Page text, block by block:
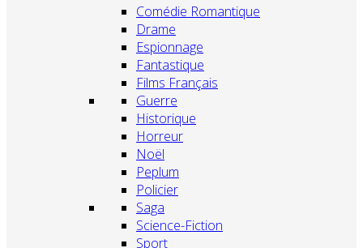
Comédie Romantique
Drame
Espionnage
Fantastique
Films Français
Guerre
Historique
Horreur
Noël
Peplum
Policier
Saga
Science-Fiction
Sport